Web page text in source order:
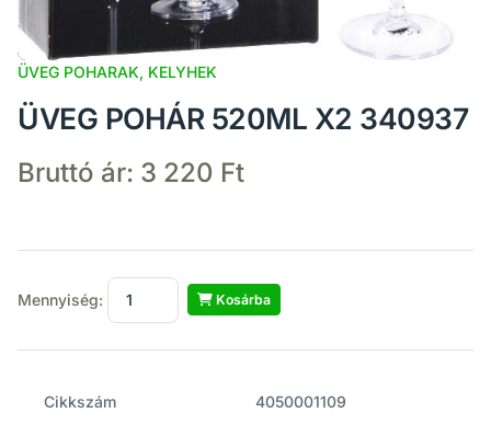
ÜVEG POHARAK, KELYHEK
ÜVEG POHÁR 520ML X2 340937
Bruttó ár: 3 220 Ft
Mennyiség: Kosárba
Cikkszám 4050001109